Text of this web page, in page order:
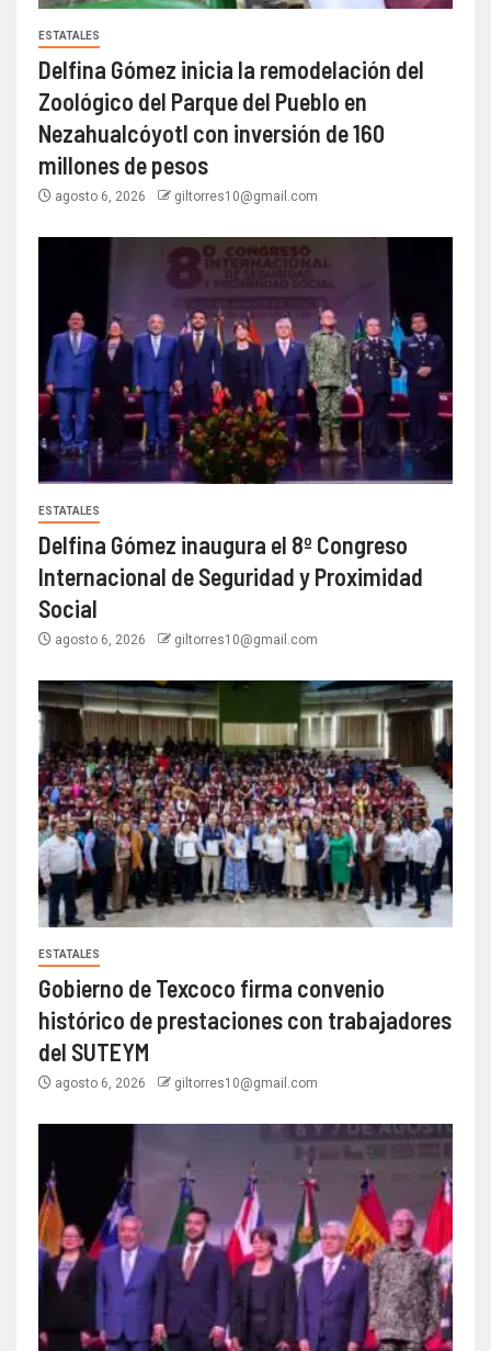
ESTATALES
Delfina Gómez inicia la remodelación del
Zoológico del Parque del Pueblo en
Nezahualcóyotl con inversión de 160
millones de pesos
agosto 6, 2026 giltorres10@gmail.com
ESTATALES
Delfina Gómez inaugura el 8º Congreso
Internacional de Seguridad y Proximidad
Social
agosto 6, 2026 giltorres10@gmail.com
ESTATALES
Gobierno de Texcoco firma convenio
histórico de prestaciones con trabajadores
del SUTEYM
agosto 6, 2026 giltorres10@gmail.com